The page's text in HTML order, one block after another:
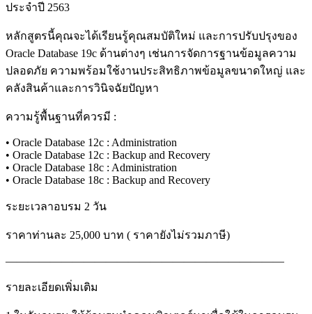
ประจำปี 2563
หลักสูตรนี้คุณจะได้เรียนรู้คุณสมบัติใหม่ และการปรับปรุงของ
Oracle Database 19c ด้านต่างๆ เช่นการจัดการฐานข้อมูลความ
ปลอดภัย ความพร้อมใช้งานประสิทธิภาพข้อมูลขนาดใหญ่ และ
คลังสินค้าและการวินิจฉัยปัญหา
ความรู้พื้นฐานที่ควรมี :
• Oracle Database 12c : Administration
• Oracle Database 12c : Backup and Recovery
• Oracle Database 18c : Administration
• Oracle Database 18c : Backup and Recovery
ระยะเวลาอบรม 2 วัน
ราคาท่านละ 25,000 บาท ( ราคายังไม่รวมภาษี)
—————————————————————————
รายละเอียดเพิ่มเติม